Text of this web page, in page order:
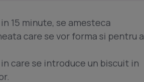
15 minute, se amesteca
care se vor forma si pentru a
care se introduce un biscuit in